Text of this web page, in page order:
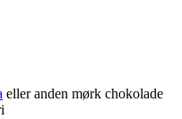
eller anden mørk chokolade